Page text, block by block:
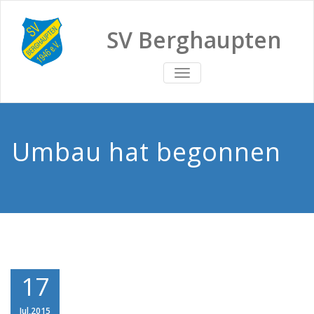
SV Berghaupten
TOGGLE
NAVIGATION
Umbau hat begonnen
17
Jul,2015